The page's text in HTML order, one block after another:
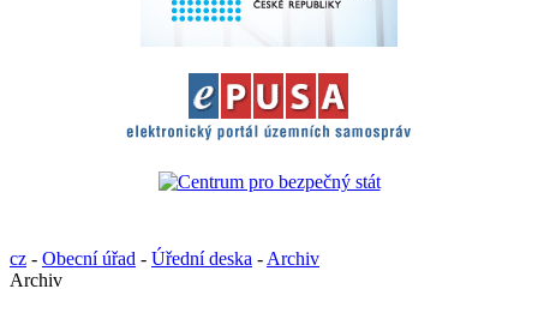
cz - Obecní úřad - Úřední deska - Archiv
Archiv